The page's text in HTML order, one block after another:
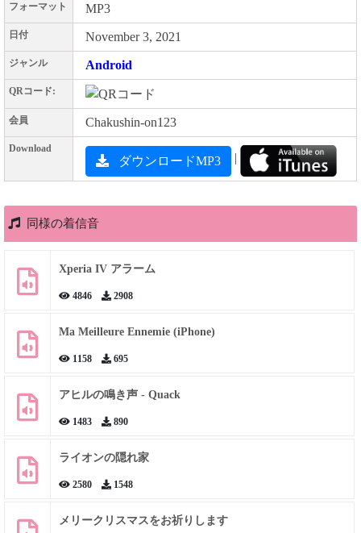
フォーマット MP3
日付 November 3, 2021
ジャンル Android
QRコード:
会員 Chakushin-on123
Download
ダウンロードMP3 |
同様の着信音
Xperia IV アラーム
4846 2908
Ma Meilleure Ennemie (iPhone)
1158 695
アヒルの鳴き声 - Quack
1483 890
ライオンの隠れ家
2580 1548
メリークリスマスをお祈りします